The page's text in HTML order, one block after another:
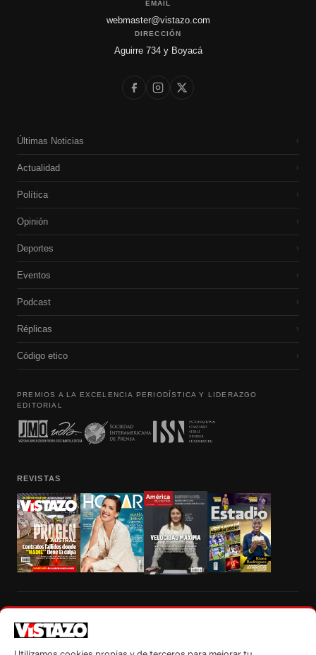
EMAIL
webmaster@vistazo.com
DIRECCIÓN
Aguirre 734 y Boyacá
Últimas Noticias ›
Actualidad ›
Política ›
Opinión ›
Deportes ›
Eventos ›
Podcast ›
Réplicas ›
Código etico ›
PREMIOS A LA EXCELENCIA PERIODÍSTICA Y LIDERAZGO
EDITORIAL
REVISTAS
autorización escrita de su titular, de todos los contenidos de Vistazo.com.